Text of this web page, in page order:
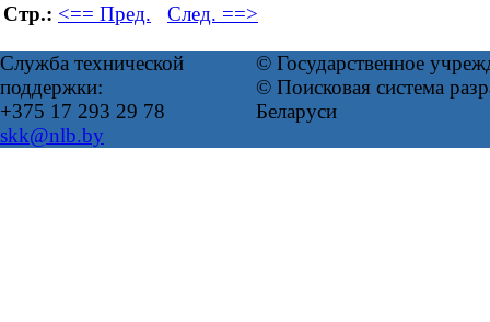
Стр.: <== Пред. След. ==>
Служба технической
поддержки:
+375 17 293 29 78
skk@nlb.by
© Государственное
© Поисковая система
Беларуси